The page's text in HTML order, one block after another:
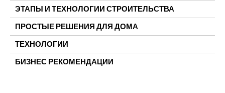
ЭТАПЫ И ТЕХНОЛОГИИ СТРОИТЕЛЬСТВА
ПРОСТЫЕ РЕШЕНИЯ ДЛЯ ДОМА
ТЕХНОЛОГИИ
БИЗНЕС РЕКОМЕНДАЦИИ